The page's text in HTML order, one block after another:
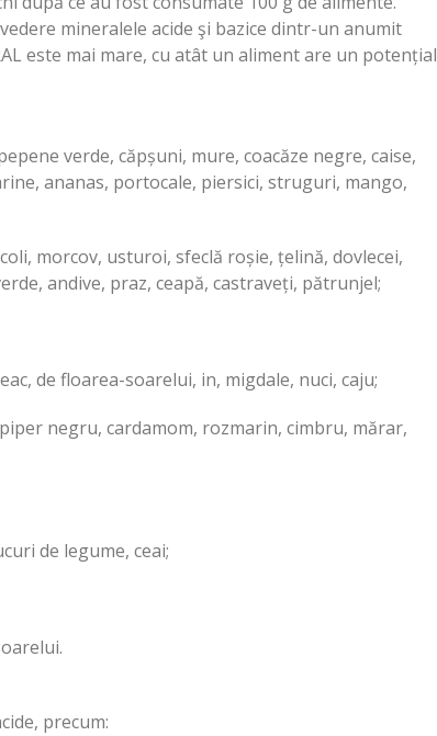
mineralele acide şi bazice dintr-un anumit
este mai mare, cu atât un aliment are un potențial
verde, căpșuni, mure, coacăze negre, caise,
ananas, portocale, piersici, struguri, mango,
morcov, usturoi, sfeclă roșie, țelină, dovlecei,
andive, praz, ceapă, castraveți, pătrunjel;
de floarea-soarelui, in, migdale, nuci, caju;
negru, cardamom, rozmarin, cimbru, mărar,
de legume, ceai;
precum: